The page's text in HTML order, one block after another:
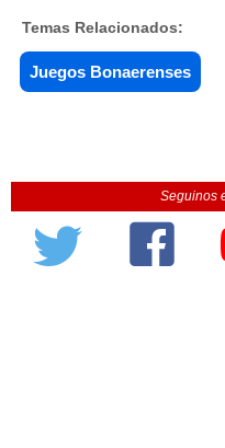
Temas Relacionados:
Juegos Bonaerenses
Seguinos